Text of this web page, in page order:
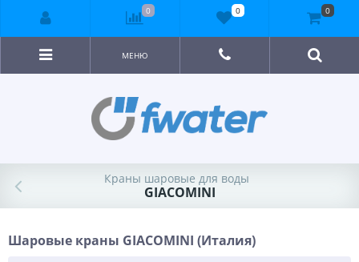
МЕНЮ
Краны шаровые для воды
GIACOMINI
Шаровые краны GIACOMINI (Италия)
0 0 0